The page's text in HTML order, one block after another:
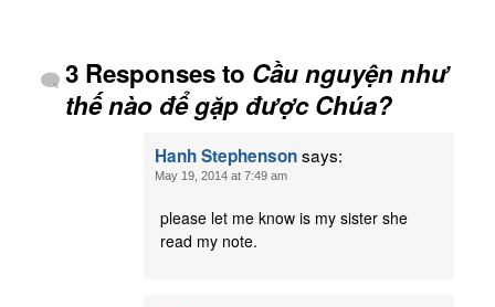
3 Responses to Cầu nguyện như
thế nào để gặp được Chúa?
Hanh Stephensonsays:
May 19, 2014 at 7:49 am
please let me know is my sister she
read my note.